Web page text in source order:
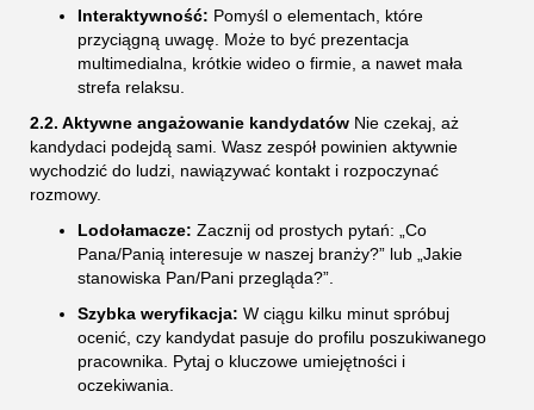
Interaktywność: Pomyśl o elementach, które
przyciągną uwagę. Może to być prezentacja
multimedialna, krótkie wideo o firmie, a nawet mała
strefa relaksu.
2.2. Aktywne angażowanie kandydatów Nie czekaj, aż
kandydaci podejdą sami. Wasz zespół powinien aktywnie
wychodzić do ludzi, nawiązywać kontakt i rozpoczynać
rozmowy.
Lodołamacze: Zacznij od prostych pytań: „Co
Pana/Panią interesuje w naszej branży?” lub „Jakie
stanowiska Pan/Pani przegląda?”.
Szybka weryfikacja: W ciągu kilku minut spróbuj
ocenić, czy kandydat pasuje do profilu poszukiwanego
pracownika. Pytaj o kluczowe umiejętności i
oczekiwania.